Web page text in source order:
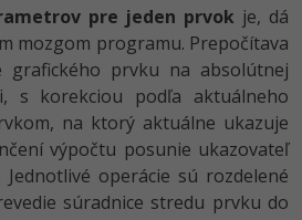
-10%
pre jeden prvok je, dá
mozgom programu. Prepočítava
grafického prvku na absolútnej
s korekciou podľa aktuálneho
na ktorý aktuálne ukazuje
výpočtu posunie ukazovateľ
operácie sú rozdelené
súradnice stredu prvku do